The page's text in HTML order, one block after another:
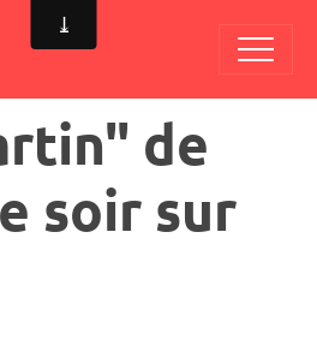
de
soir sur